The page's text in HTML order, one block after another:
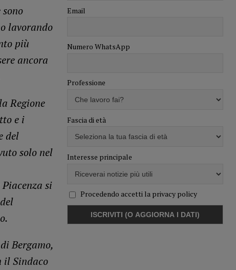
lavorando
più
ancora
Regione
e i
del
solo nel
si
Bergamo,
il Sindaco
Email
Numero WhatsApp
Professione
Fascia di età
Interesse principale
Procedendo accetti la privacy policy